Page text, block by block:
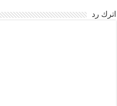
اترك رد